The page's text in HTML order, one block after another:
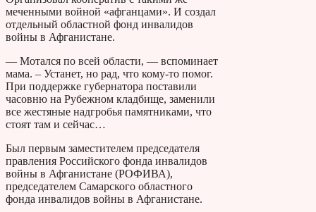
меченными войной «афганцами». И создал
отдельный областной фонд инвалидов
войны в Афганистане.
— Мотался по всей области, — вспоминает
мама. – Устанет, но рад, что кому-то помог.
При поддержке губернатора поставили
часовню на Рубежном кладбище, заменили
все жестяные надгробья памятниками, что
стоят там и сейчас…
Был первым заместителем председателя
правления Российского фонда инвалидов
войны в Афганистане (РОФИВА),
председателем Самарского областного
фонда инвалидов войны в Афганистане.